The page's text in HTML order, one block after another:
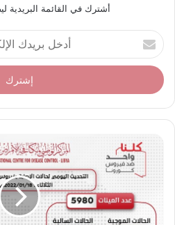
أشترك في القائمة البريدية
أ
د
خ
ل
ر
ل